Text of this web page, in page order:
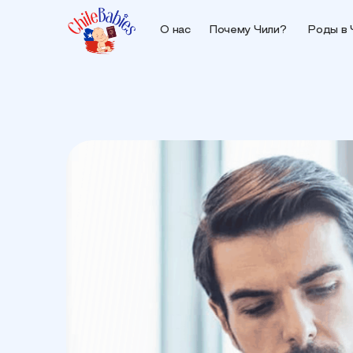
О нас Почему Чили? Роды в